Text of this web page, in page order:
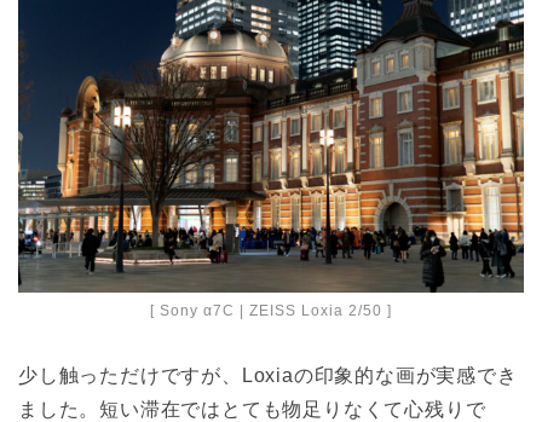
[ Sony α7C | ZEISS Loxia 2/50 ]
少し触っただけですが、Loxiaの印象的な画が実感でき
ました。短い滞在ではとても物足りなくて心残りで